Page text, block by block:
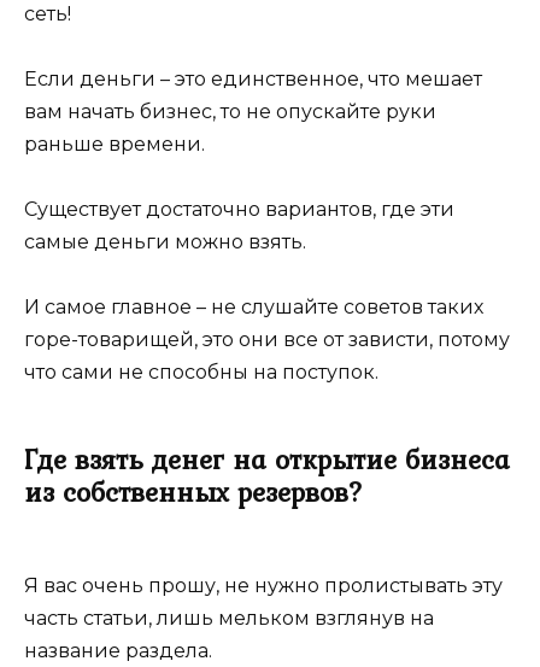
сеть!
Если деньги – это единственное, что мешает
вам начать бизнес, то не опускайте руки
раньше времени.
Существует достаточно вариантов, где эти
самые деньги можно взять.
И самое главное – не слушайте советов таких
горе-товарищей, это они все от зависти, потому
что сами не способны на поступок.
Где взять денег на открытие бизнеса
из собственных резервов?
Я вас очень прошу, не нужно пролистывать эту
часть статьи, лишь мельком взглянув на
название раздела.